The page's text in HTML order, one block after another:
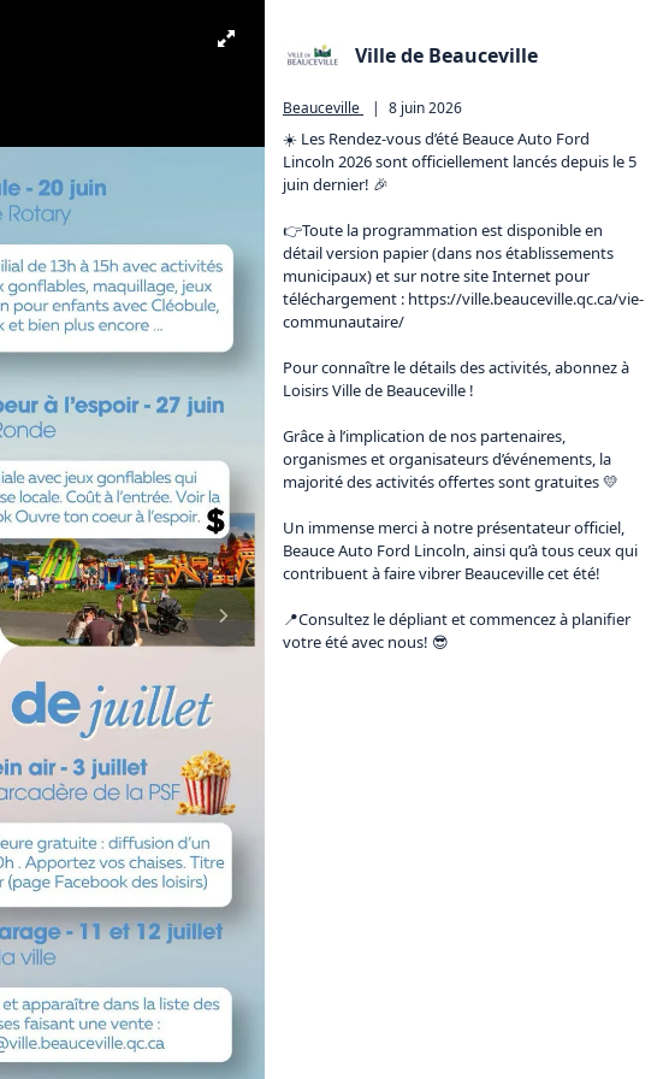
Ville de Beauceville
Beauceville | 8 juin 2026
☀️ Les Rendez-vous d’été Beauce Auto Ford
Lincoln 2026 sont officiellement lancés depuis le 5
juin dernier! 🎉
👉Toute la programmation est disponible en
détail version papier (dans nos établissements
municipaux) et sur notre site Internet pour
téléchargement : https://ville.beauceville.qc.ca/vie-
communautaire/
Pour connaître le détails des activités, abonnez à
Loisirs Ville de Beauceville !
Grâce à l’implication de nos partenaires,
organismes et organisateurs d’événements, la
majorité des activités offertes sont gratuites 💛
Un immense merci à notre présentateur officiel,
Beauce Auto Ford Lincoln, ainsi qu’à tous ceux qui
contribuent à faire vibrer Beauceville cet été!
📍Consultez le dépliant et commencez à planifier
votre été avec nous! 😎